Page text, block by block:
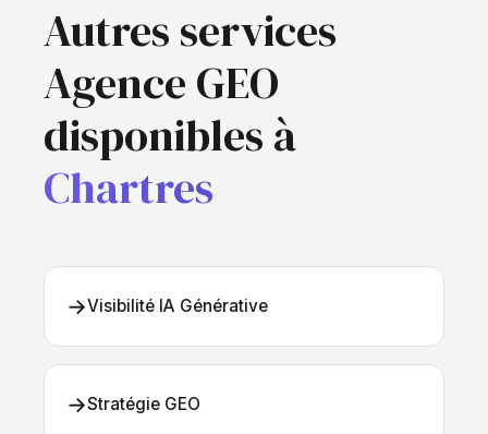
Autres services
Agence GEO
disponibles à
Chartres
→Visibilité IA Générative
→Stratégie GEO